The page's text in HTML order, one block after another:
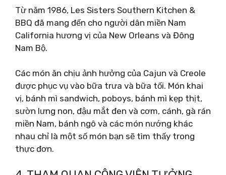
Từ năm 1986, Les Sisters Southern Kitchen &
BBQ đã mang đến cho người dân miền Nam
California hương vị của New Orleans và Đông
Nam Bộ.
Các món ăn chịu ảnh hưởng của Cajun và Creole
được phục vụ vào bữa trưa và bữa tối. Món khai
vị, bánh mì sandwich, poboys, bánh mì kẹp thịt,
sườn lưng non, đậu mắt đen và cơm, cánh, gà rán
miền Nam, bánh ngô và các món nướng khác
nhau chỉ là một số món bạn sẽ tìm thấy trong
thực đơn.